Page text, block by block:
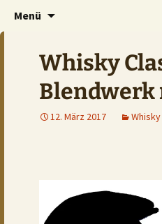
DOMHAN
Der Pub auf dem
Menü
Whisky
Blendwerk
12. März 2017 Whisky